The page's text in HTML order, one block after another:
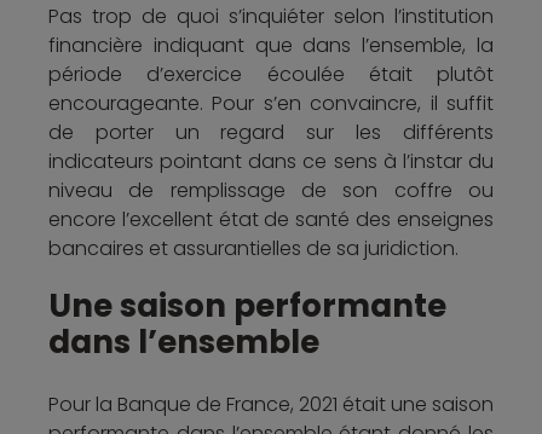
Pas trop de quoi s’inquiéter selon l’institution
financière indiquant que dans l’ensemble, la
période d’exercice écoulée était plutôt
encourageante. Pour s’en convaincre, il suffit
de porter un regard sur les différents
indicateurs pointant dans ce sens à l’instar du
niveau de remplissage de son coffre ou
encore l’excellent état de santé des enseignes
bancaires et assurantielles de sa juridiction.
Une saison performante
dans l’ensemble
Pour la Banque de France, 2021 était une saison